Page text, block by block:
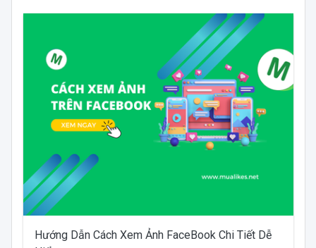
Hướng Dẫn Cách Xem Ảnh FaceBook Chi Tiết Dễ